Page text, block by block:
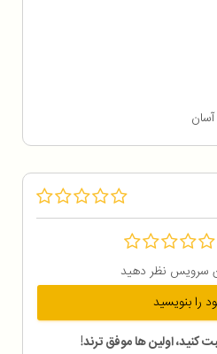
سرویس نظر دهید
را بنویسید
کنید، اولین ها موفق ترند!